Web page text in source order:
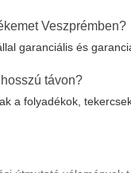
Veszprémben?
garanciális és
távon?
a folyadékok,